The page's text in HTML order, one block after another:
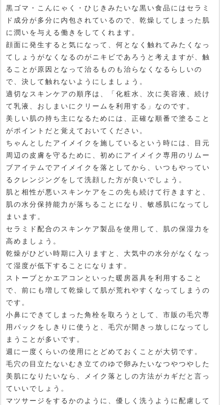
黒ゴマ・こんにゃく・ひじきみたいな黒い食品にはセラミ
ド成分が多分に内包されているので、乾燥してしまった肌
に潤いを与える働きをしてくれます。
顔面に発生すると気になって、何となく触れてみたくなっ
てしょうがなくなるのがニキビであろうと考えますが、触
ることが原因となって治るものも治らなくなるらしいの
で、決して触れないようにしましょう。
適切なスキンケアの順序は、「化粧水、次に美容液、続け
て乳液、おしまいにクリームを利用する」なのです。
美しい肌の持ち主になるためには、正確な順番で塗ること
がポイントだと覚えておいてください。
ちゃんとしたアイメイクを施しているという時には、目元
周辺の皮膚を守るために、初めにアイメイク専用のリムー
ブアイテムでアイメイクを落としてから、いつもやってい
るクレンジングをして洗顔した方が良いでしょう。
肌と相性が悪いスキンケアをこの先も続けて行きますと、
肌の水分保持能力が落ちることになり、敏感肌になってし
まいます。
セラミド配合のスキンケア製品を使用して、肌の保湿力を
高めましょう。
乾燥がひどい時期に入りますと、大気中の水分がなくなっ
て湿度が低下することになります。
ストーブとかエアコンといった暖房器具を利用すること
で、前にも増して乾燥して肌が荒れやすくなってしまうの
です。
小鼻にできてしまった角栓を取ろうとして、市販の毛穴専
用パックをしきりに使うと、毛穴が開きっ放しになってし
まうことが多いです。
週に一度くらいの使用にとどめておくことが大切です。
毛穴の目立たないむき立てのゆで卵みたいなつやつやした
美肌になりたいなら、メイク落としの方法がカギだと言っ
ていいでしょう。
マツサージをするかのように、優しく洗うように配慮して